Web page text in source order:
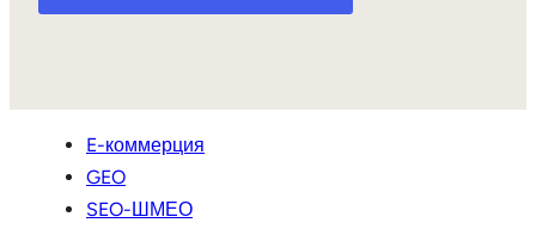
E-коммерция
GEO
SEO-ШМЕО